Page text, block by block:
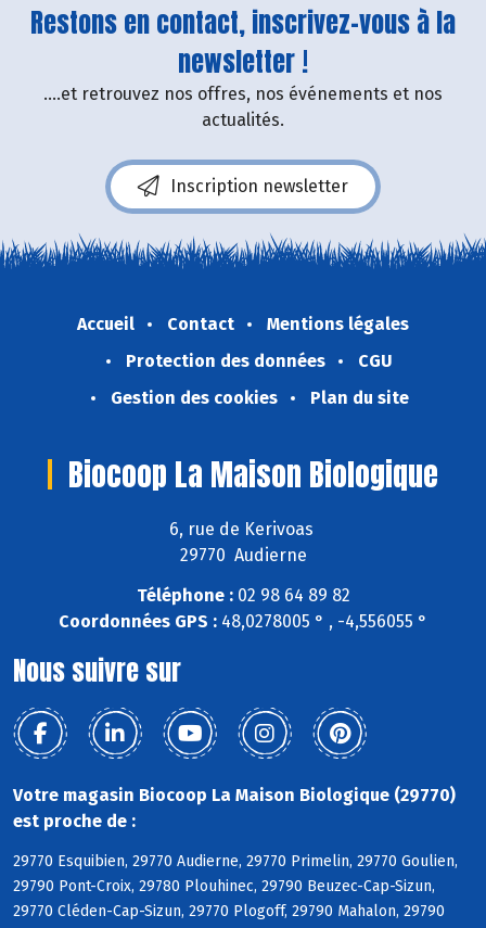
Restons en contact, inscrivez-vous à la
newsletter !
....et retrouvez nos offres, nos événements et nos
actualités.
Inscription newsletter
Accueil Contact
Mentions légales
Protection des données
CGU
Gestion des cookies
Plan du site
Biocoop La Maison Biologique
6, rue de Kerivoas
29770 Audierne
Téléphone :02 98 64 89 82
Coordonnées GPS : 48,0278005 ° , -4,556055 °
Nous suivre sur
Votre magasin Biocoop La Maison Biologique (29770)
est proche de :
29770 Esquibien, 29770 Audierne, 29770 Primelin, 29770 Goulien,
29790 Pont-Croix, 29780 Plouhinec, 29790 Beuzec-Cap-Sizun,
29770 Cléden-Cap-Sizun, 29770 Plogoff, 29790 Mahalon, 29790